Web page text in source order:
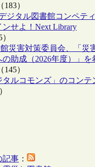
183）
ジタル図書館コンペティ
せよ！Next Library
災害対策委員会、「災
助成（2026年度）」を
145）
ルコモンズ」のコンテ
記事 ：